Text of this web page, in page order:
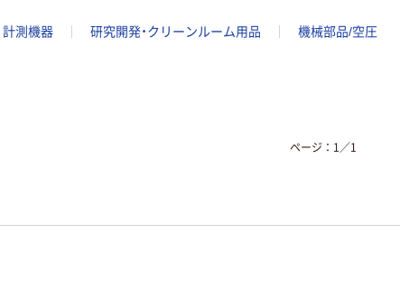
計測機器 研究開発・クリーンルーム用品
機械部品/空圧
ページ： 1 ／1